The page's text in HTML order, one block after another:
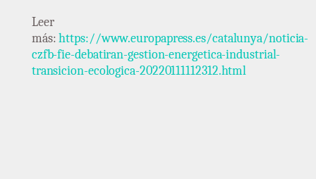
Leer
más:https://www.europapress.es/catalunya/noticia-
czfb-fie-debatiran-gestion-energetica-industrial-
transicion-ecologica-20220111112312.html